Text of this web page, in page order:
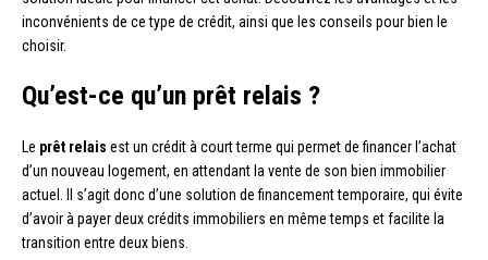
inconvénients de ce type de crédit, ainsi que les conseils pour bien le
choisir.
Qu’est-ce qu’un prêt relais ?
Le prêt relais est un crédit à court terme qui permet de financer l’achat
d’un nouveau logement, en attendant la vente de son bien immobilier
actuel. Il s’agit donc d’une solution de financement temporaire, qui évite
d’avoir à payer deux crédits immobiliers en même temps et facilite la
transition entre deux biens.